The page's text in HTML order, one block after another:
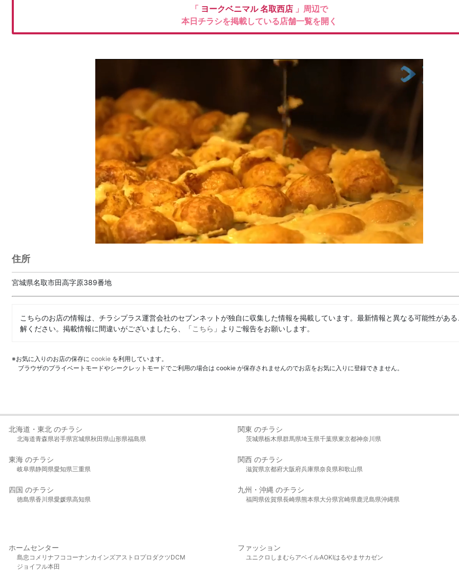
「 ヨークベニマル名取西店 」周辺で
本日チラシを掲載している店舗一覧を開く
住所
宮城県名取市田高字原389番地
こちらのお店の情報は、チラシプラス運営会社のセブンネットが独自に収集した情報を掲載しています。最新情報と異なる可能性があ
解ください。掲載情報に間違いがございましたら、「こちら 」よりご報告をお願いします。
※お気に入りのお店の保存に cookie を利用しています。
ブラウザのプライベートモードやシークレットモードでご利用の場合は cookie が保存されませんのでお店をお気に入りに登録できません。
北海道・東北 のチラシ
北海道青森県岩手県宮城県秋田県山形県福島県
関東 のチラシ
茨城県栃木県群馬県埼玉県千葉県東京都神奈川県
東海 のチラシ
岐阜県静岡県愛知県三重県
関西 のチラシ
滋賀県京都府大阪府兵庫県奈良県和歌山県
四国 のチラシ
徳島県香川県愛媛県高知県
九州・沖縄 のチラシ
福岡県佐賀県長崎県熊本県大分県宮崎県鹿児島県沖縄県
ホームセンター
島忠 コメリ ナフコ コーナンカインズアストロプロダクツDCM
ジョイフル本田
ファッション
ユニクロ しまむら アベイルAOKIはるやま サカゼン